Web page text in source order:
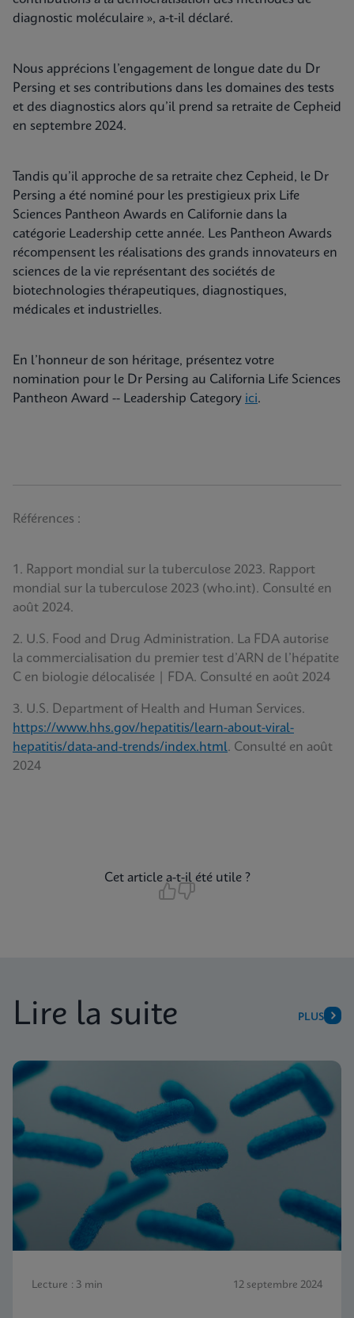
diagnostic moléculaire », a-t-il déclaré.
Nous apprécions l’engagement de longue date du Dr
Persing et ses contributions dans les domaines des tests
et des diagnostics alors qu’il prend sa retraite de Cepheid
en septembre 2024.
Tandis qu’il approche de sa retraite chez Cepheid, le Dr
Persing a été nominé pour les prestigieux prix Life
Sciences Pantheon Awards en Californie dans la
catégorie Leadership cette année. Les Pantheon Awards
récompensent les réalisations des grands innovateurs en
sciences de la vie représentant des sociétés de
biotechnologies thérapeutiques, diagnostiques,
médicales et industrielles.
En l’honneur de son héritage, présentez votre
nomination pour le Dr Persing au California Life Sciences
Pantheon Award -- Leadership Category ici.
Références :
1. Rapport mondial sur la tuberculose 2023. Rapport
mondial sur la tuberculose 2023 (who.int). Consulté en
août 2024.
2. U.S. Food and Drug Administration. La FDA autorise
la commercialisation du premier test d’ARN de l’hépatite
C en biologie délocalisée | FDA. Consulté en août 2024
3. U.S. Department of Health and Human Services.
https://www.hhs.gov/hepatitis/learn-about-viral-
hepatitis/data-and-trends/index.html. Consulté en août
2024
Cet article a-t-il été utile ?
Lire la suite PLUS
Lecture : 3 min 12 septembre 2024